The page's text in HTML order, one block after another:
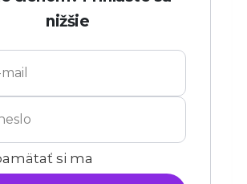
nižšie
si ma